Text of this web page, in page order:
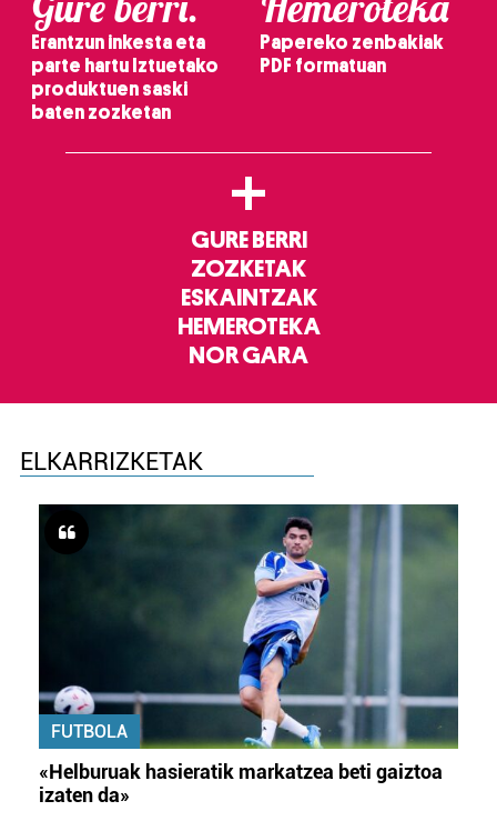
Erantzun inkesta eta
parte hartu Iztuetako
produktuen saski
baten zozketan
Papereko zenbakiak
PDF formatuan
+
GURE BERRI
ZOZKETAK
ESKAINTZAK
HEMEROTEKA
NOR GARA
ELKARRIZKETAK
FUTBOLA
«Helburuak hasieratik markatzea beti gaiztoa
izaten da»